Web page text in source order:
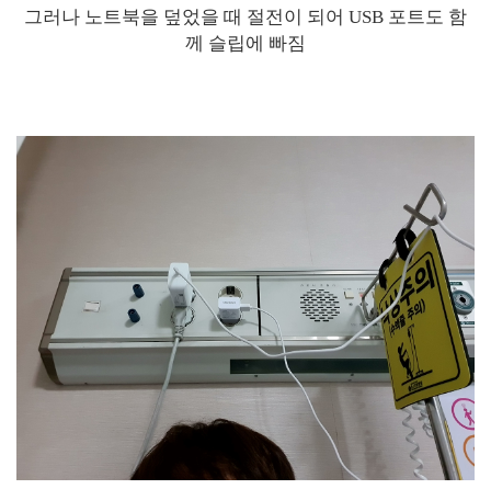
그러나 노트북을 덮었을 때 절전이 되어 USB 포트도 함
께 슬립에 빠짐